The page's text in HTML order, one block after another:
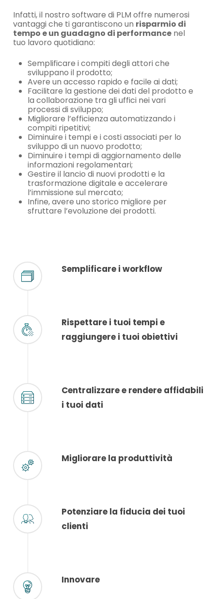
Infatti, il nostro software di PLM offre numerosi
vantaggi che ti garantiscono un risparmio di
tempo e un guadagno di performancenel
tuo lavoro quotidiano:
Semplificare i compiti degli attori che
sviluppano il prodotto;
Avere un accesso rapido e facile ai dati;
Facilitare la gestione dei dati del prodotto e
la collaborazione tra gli uffici nei vari
processi di sviluppo;
Migliorare l’efficienza automatizzando i
compiti ripetitivi;
Diminuire i tempi e i costi associati per lo
sviluppo di un nuovo prodotto;
Diminuire i tempi di aggiornamento delle
informazioni regolamentari;
Gestire il lancio di nuovi prodotti e la
trasformazione digitale e accelerare
l’immissione sul mercato;
Infine, avere uno storico migliore per
sfruttare l’evoluzione dei prodotti.
Semplificare i workflow
Rispettare i tuoi tempi e
raggiungere i tuoi obiettivi
Centralizzare e rendere affidabili
i tuoi dati
Migliorare la produttività
Potenziare la fiducia dei tuoi
clienti
Innovare